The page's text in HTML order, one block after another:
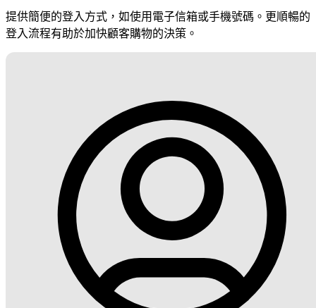
提供簡便的登入方式，如使用電子信箱或手機號碼。更順暢的
登入流程有助於加快顧客購物的決策。